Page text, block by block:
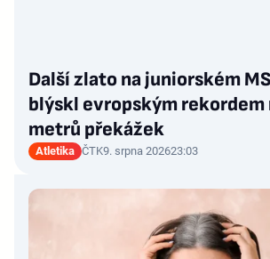
Další zlato na juniorském
blýskl evropským rekordem
metrů překážek
Atletika ČTK9. srpna 202623:03